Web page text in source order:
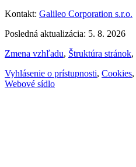
Kontakt: Galileo Corporation s.r.o.
Posledná aktualizácia: 5. 8. 2026
Zmena vzhľadu, Štruktúra stránok,
Vyhlásenie o prístupnosti, Cookies,
Webové sídlo